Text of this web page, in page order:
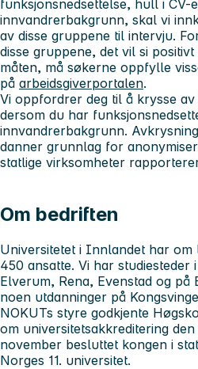
funksjonsnedsettelse, hull i CV-
innvandrerbakgrunn, skal vi
av disse gruppene til intervju.
disse gruppene, det vil si
måten, må søkerne oppfylle
på arbeidsgiverportalen.
Vi oppfordrer deg til å krysse
dersom du har
innvandrerbakgrunn.
danner grunnlag for
statlige virksomheter
Om bedriften
Universitetet i Innlandet har om
450 ansatte. Vi har studiesteder
Elverum, Rena, Evenstad og
noen utdanninger på
NOKUTs styre godkjente
om universitetsakkreditering
november besluttet kongen i
Norges 11. universitet.